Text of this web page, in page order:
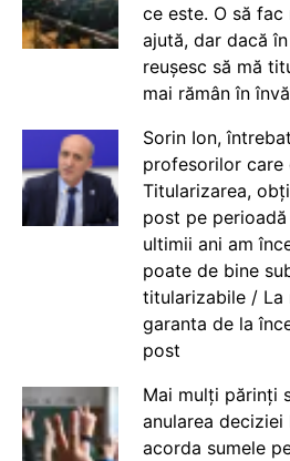
ce este. O să
ajută, dar dacă
reușesc să mă
mai rămân în
Sorin Ion,
profesorilor care
Titularizarea,
post pe
ultimii ani am
poate de bine
titularizabile / La
garanta de la
post
Mai mulți părinți
anularea deciziei
acorda sumele